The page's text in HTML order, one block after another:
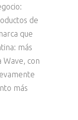
de
que
más
Wave, con
más